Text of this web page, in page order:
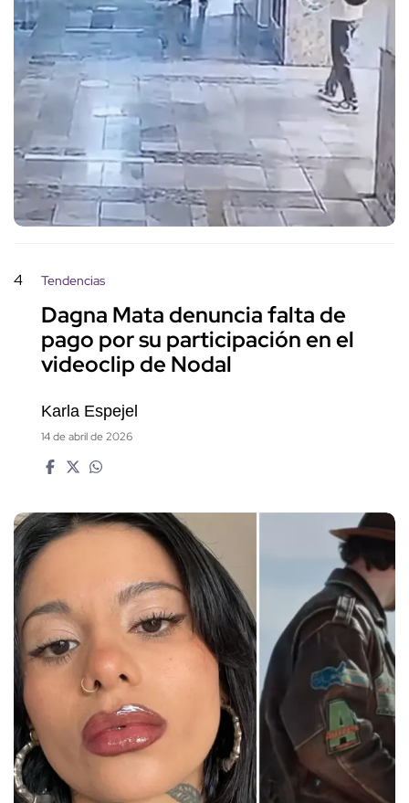
4 Tendencias
Dagna Mata denuncia falta de
pago por su participación en el
videoclip de Nodal
Karla Espejel
14 de abril de 2026